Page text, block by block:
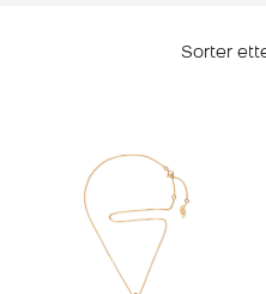
Valentine
29.900,00